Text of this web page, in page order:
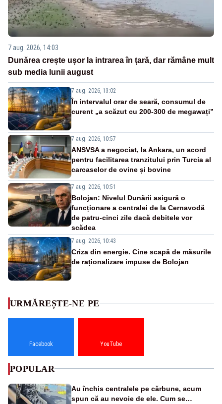
7 aug. 2026, 14:03
Dunărea crește ușor la intrarea în țară, dar rămâne mult
sub media lunii august
7 aug. 2026, 13:02
În intervalul orar de seară, consumul de
curent „a scăzut cu 200-300 de megawați”
7 aug. 2026, 10:57
ANSVSA a negociat, la Ankara, un acord
pentru facilitarea tranzitului prin Turcia al
carcaselor de ovine și bovine
7 aug. 2026, 10:51
Bolojan: Nivelul Dunării asigură o
funcționare a centralei de la Cernavodă
de patru-cinci zile dacă debitele vor
scădea
7 aug. 2026, 10:43
Criza din energie. Cine scapă de măsurile
de raționalizare impuse de Bolojan
URMĂREȘTE-NE PE
Facebook YouTube
POPULAR
Au închis centralele pe cărbune, acum
spun că au nevoie de ele. Cum se